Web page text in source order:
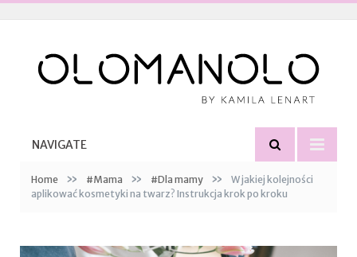
NAVIGATE
Home » #Mama » #Dla mamy »
W jakiej kolejności
aplikować kosmetyki na twarz? Instrukcja krok po kroku